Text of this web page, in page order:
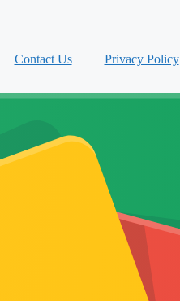
Contact Us Privacy Policy